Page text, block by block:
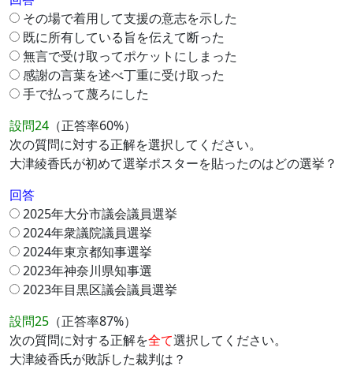
その場で着用して支援の意志を示した
既に所有している旨を伝えて断った
無言で受け取ってポケットにしまった
感謝の言葉を述べ丁重に受け取った
手で払って蔑ろにした
設問24 （正答率60%）
次の質問に対する正解を選択してください。
大津綾香氏が初めて選挙ポスターを貼ったのはどの選挙？
回答
2025年大分市議会議員選挙
2024年衆議院議員選挙
2024年東京都知事選挙
2023年神奈川県知事選
2023年目黒区議会議員選挙
設問25 （正答率87%）
次の質問に対する正解を全て選択してください。
大津綾香氏が敗訴した裁判は？